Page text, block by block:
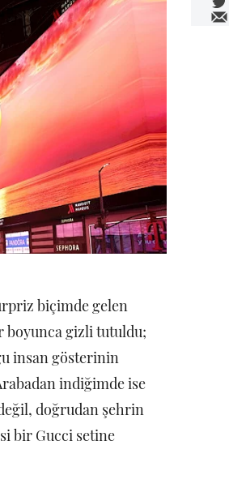
biçimde gelen
boyunca gizli tutuldu;
insan gösterinin
indiğimde ise
doğrudan şehrin
bir Gucci setine